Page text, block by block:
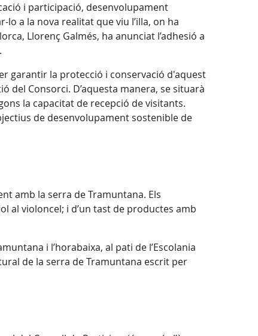
i participació, desenvolupament
a la nova realitat que viu l’illa, on ha
Llorenç Galmés, ha anunciat l’adhesió a
garantir la protecció i conservació d'aquest
del Consorci. D’aquesta manera, se situarà
la capacitat de recepció de visitants.
de desenvolupament sostenible de
amb la serra de Tramuntana. Els
al violoncel; i d’un tast de productes amb
i l’horabaixa, al pati de l’Escolania
de la serra de Tramuntana escrit per